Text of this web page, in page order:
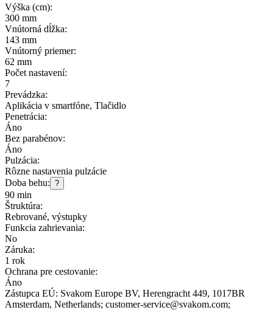
Výška (cm):
300 mm
Vnútorná dĺžka:
143 mm
Vnútorný priemer:
62 mm
Počet nastavení:
7
Prevádzka:
Aplikácia v smartfóne, Tlačidlo
Penetrácia:
Áno
Bez parabénov:
Áno
Pulzácia:
Rôzne nastavenia pulzácie
Doba behu: ?
90 min
Štruktúra:
Rebrované, výstupky
Funkcia zahrievania:
No
Záruka:
1 rok
Ochrana pre cestovanie:
Áno
Zástupca EÚ: Svakom Europe BV, Herengracht 449, 1017BR
Amsterdam, Netherlands; customer-service@svakom.com;